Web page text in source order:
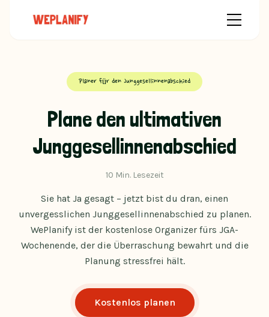
Planer für den Junggesellinnenabschied
Plane den ultimativen
Junggesellinnenabschied
10 Min. Lesezeit
Sie hat Ja gesagt – jetzt bist du dran, einen
unvergesslichen Junggesellinnenabschied zu planen.
WePlanify ist der kostenlose Organizer fürs JGA-
Wochenende, der die Überraschung bewahrt und die
Planung stressfrei hält.
Kostenlos planen